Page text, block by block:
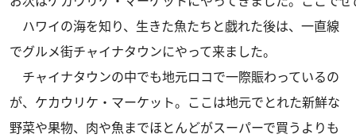
ハワイの海を知り、生きた魚たちと戯れた後は、一直線
でグルメ街チャイナタウンにやって来ました。
チャイナタウンの中でも地元ロコで一際賑わっているの
が、ケカウリケ・マーケット。ここは地元でとれた新鮮な
野菜や果物、肉や魚までほとんどがスーパーで買うよりも